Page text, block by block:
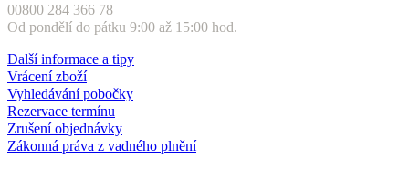
00800 284 366 78
Od pondělí do pátku 9:00 až 15:00 hod.
Další informace a tipy
Vrácení zboží
Vyhledávání pobočky
Rezervace termínu
Zrušení objednávky
Zákonná práva z vadného plnění